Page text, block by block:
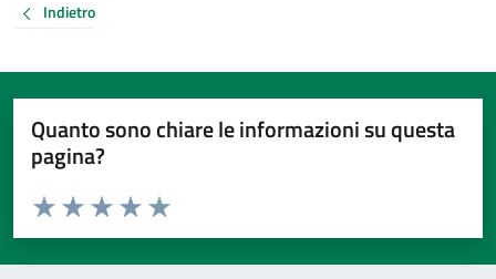
Indietro
Quanto sono chiare le informazioni su questa
pagina?
Valuta da 1 a 5 stelle la pagina
Valuta 5 stelle su 5
Valuta 4 stelle su 5
Valuta 3 stelle su 5
Valuta 2 stelle su 5
Valuta 1 stelle su 5